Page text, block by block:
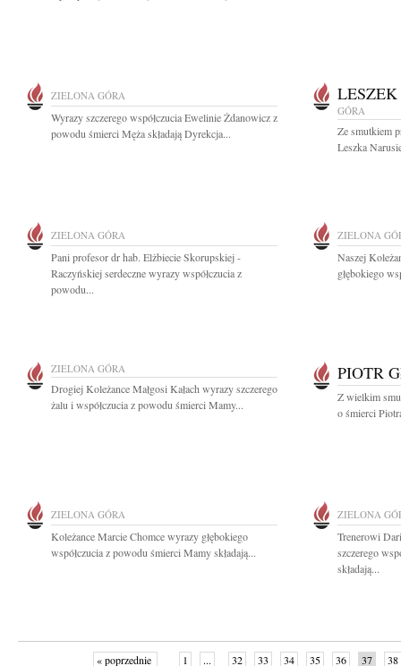
ZIELONA GÓRA
Wyrazy szczerego współczucia Ewelinie Żdanowicz z
powodu śmierci Męża składają Dyrekcja...
GÓRA
Ze smutkiem
Leszka
ZIELONA GÓRA
Pani profesor dr hab. Elżbiecie Skorupskiej -
Raczyńskiej serdeczne wyrazy współczucia z
powodu...
ZIELONA
Naszej
głębokiego
ZIELONA GÓRA
Drogiej Koleżance Małgosi Kałach wyrazy szczerego
żalu i współczucia z powodu śmierci Mamy...
PIOTR
Z wielkim
o śmierci
ZIELONA GÓRA
Koleżance Marcie Chomce wyrazy głębokiego
współczucia z powodu śmierci Mamy składają...
ZIELONA
Trenerowi
szczerego
składają...
« poprzednie 1 ... 32 33 34 35 36 37 38